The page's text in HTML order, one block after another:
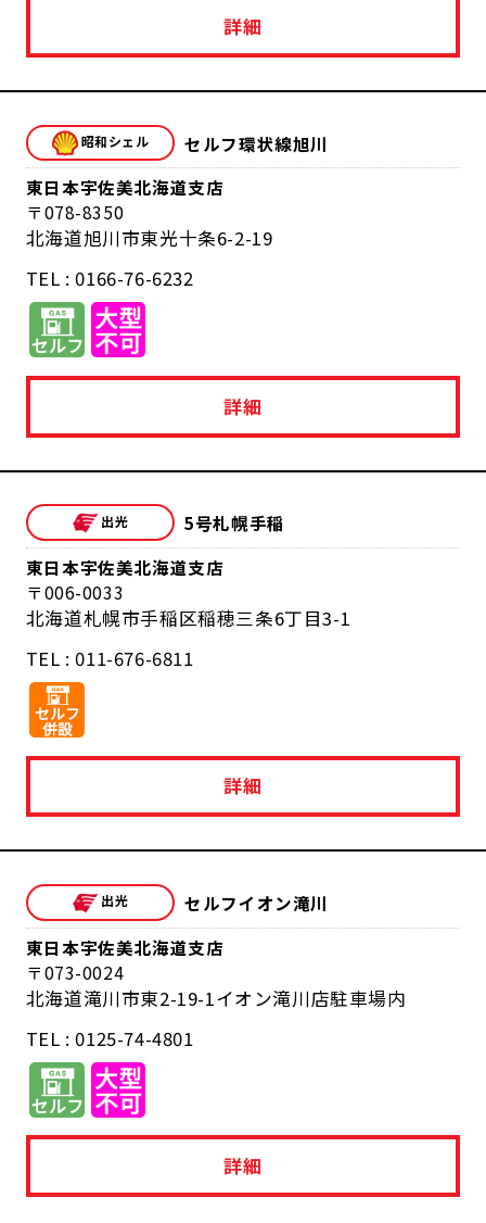
詳細
セルフ環状線旭川
東日本宇佐美北海道支店
078-8350
北海道旭川市東光十条6-2-19
TEL : 0166-76-6232
詳細
5号札幌手稲
東日本宇佐美北海道支店
006-0033
北海道札幌市手稲区稲穂三条6丁目3-1
TEL : 011-676-6811
詳細
セルフイオン滝川
東日本宇佐美北海道支店
073-0024
北海道滝川市東2-19-1イオン滝川店駐車場内
TEL : 0125-74-4801
詳細